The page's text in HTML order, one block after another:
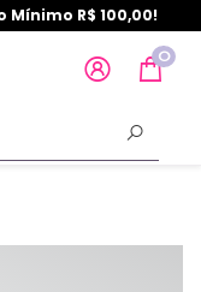
Mínimo R$ 100,00!
0